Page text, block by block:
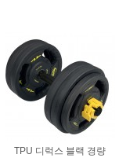
TPU 디럭스 블랙 경량